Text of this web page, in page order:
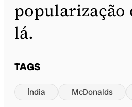
popularização
lá.
TAGS
Índia McDonalds